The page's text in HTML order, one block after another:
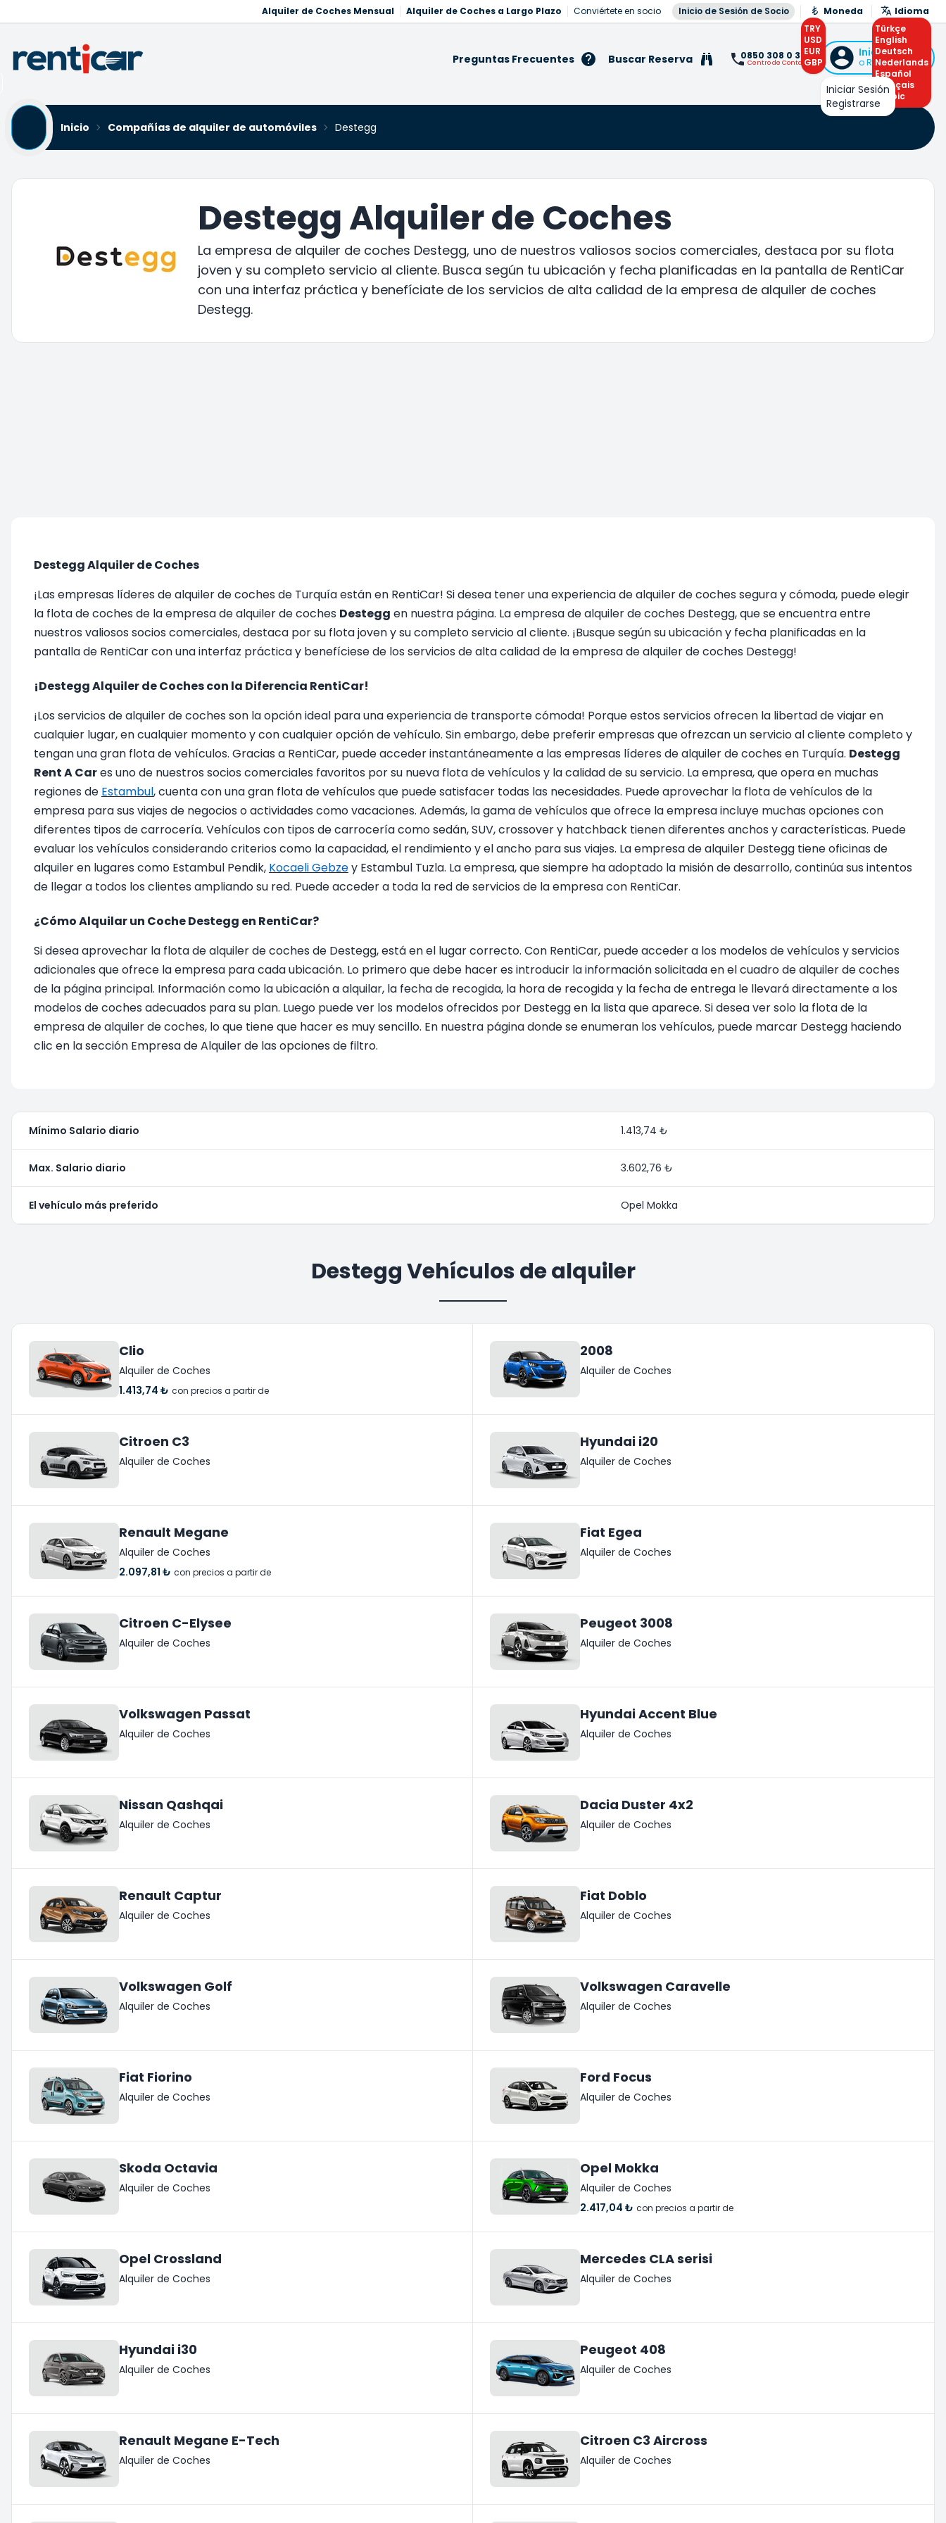
Alquiler de Coches Mensual Alquiler de Coches a Largo Plazo Conviértete en socio Inicio de Sesión de Socio
Moneda
TRY
USD
EUR
GBP
Idioma
Türkçe
English
Deutsch
Nederlands
Español
Français
Arabic
Preguntas Frecuentes Buscar Reserva 0850 308 0 308
Centro de Contacto
Iniciar Sesión
o Registrarse
Iniciar Sesión
Registrarse
Inicio
Compañías de alquiler de automóviles Destegg
Destegg Alquiler de Coches
La empresa de alquiler de coches Destegg, uno de nuestros valiosos socios comerciales, destaca por su flota
joven y su completo servicio al cliente. Busca según tu ubicación y fecha planificadas en la pantalla de RentiCar
con una interfaz práctica y benefíciate de los servicios de alta calidad de la empresa de alquiler de coches
Destegg.
Destegg Alquiler de Coches
¡Las empresas líderes de alquiler de coches de Turquía están en RentiCar! Si desea tener una experiencia de alquiler de coches segura y cómoda, puede elegir
la flota de coches de la empresa de alquiler de coches Destegg en nuestra página. La empresa de alquiler de coches Destegg, que se encuentra entre
nuestros valiosos socios comerciales, destaca por su flota joven y su completo servicio al cliente. ¡Busque según su ubicación y fecha planificadas en la
pantalla de RentiCar con una interfaz práctica y benefíciese de los servicios de alta calidad de la empresa de alquiler de coches Destegg!
¡Destegg Alquiler de Coches con la Diferencia RentiCar!
¡Los servicios de alquiler de coches son la opción ideal para una experiencia de transporte cómoda! Porque estos servicios ofrecen la libertad de viajar en
cualquier lugar, en cualquier momento y con cualquier opción de vehículo. Sin embargo, debe preferir empresas que ofrezcan un servicio al cliente completo y
tengan una gran flota de vehículos. Gracias a RentiCar, puede acceder instantáneamente a las empresas líderes de alquiler de coches en Turquía. Destegg
Rent A Cares uno de nuestros socios comerciales favoritos por su nueva flota de vehículos y la calidad de su servicio. La empresa, que opera en muchas
regiones de Estambul, cuenta con una gran flota de vehículos que puede satisfacer todas las necesidades. Puede aprovechar la flota de vehículos de la
empresa para sus viajes de negocios o actividades como vacaciones. Además, la gama de vehículos que ofrece la empresa incluye muchas opciones con
diferentes tipos de carrocería. Vehículos con tipos de carrocería como sedán, SUV, crossover y hatchback tienen diferentes anchos y características. Puede
evaluar los vehículos considerando criterios como la capacidad, el rendimiento y el ancho para sus viajes. La empresa de alquiler Destegg tiene oficinas de
alquiler en lugares como Estambul Pendik, Kocaeli Gebzey Estambul Tuzla. La empresa, que siempre ha adoptado la misión de desarrollo, continúa sus intentos
de llegar a todos los clientes ampliando su red. Puede acceder a toda la red de servicios de la empresa con RentiCar.
¿Cómo Alquilar un Coche Destegg en RentiCar?
Si desea aprovechar la flota de alquiler de coches de Destegg, está en el lugar correcto. Con RentiCar, puede acceder a los modelos de vehículos y servicios
adicionales que ofrece la empresa para cada ubicación. Lo primero que debe hacer es introducir la información solicitada en el cuadro de alquiler de coches
de la página principal. Información como la ubicación a alquilar, la fecha de recogida, la hora de recogida y la fecha de entrega le llevará directamente a los
modelos de coches adecuados para su plan. Luego puede ver los modelos ofrecidos por Destegg en la lista que aparece. Si desea ver solo la flota de la
empresa de alquiler de coches, lo que tiene que hacer es muy sencillo. En nuestra página donde se enumeran los vehículos, puede marcar Destegg haciendo
clic en la sección Empresa de Alquiler de las opciones de filtro.
Mínimo Salario diario 1.413,74 ₺
Max. Salario diario 3.602,76 ₺
El vehículo más preferido Opel Mokka
Destegg Vehículos de alquiler
Clio
Alquiler de Coches
1.413,74 ₺ con precios a partir de
2008
Alquiler de Coches
Citroen C3
Alquiler de Coches
Hyundai i20
Alquiler de Coches
Renault Megane
Alquiler de Coches
2.097,81 ₺ con precios a partir de
Fiat Egea
Alquiler de Coches
Citroen C-Elysee
Alquiler de Coches
Peugeot 3008
Alquiler de Coches
Volkswagen Passat
Alquiler de Coches
Hyundai Accent Blue
Alquiler de Coches
Nissan Qashqai
Alquiler de Coches
Dacia Duster 4x2
Alquiler de Coches
Renault Captur
Alquiler de Coches
Fiat Doblo
Alquiler de Coches
Volkswagen Golf
Alquiler de Coches
Volkswagen Caravelle
Alquiler de Coches
Fiat Fiorino
Alquiler de Coches
Ford Focus
Alquiler de Coches
Skoda Octavia
Alquiler de Coches
Opel Mokka
Alquiler de Coches
2.417,04 ₺ con precios a partir de
Opel Crossland
Alquiler de Coches
Mercedes CLA serisi
Alquiler de Coches
Hyundai i30
Alquiler de Coches
Peugeot 408
Alquiler de Coches
Renault Megane E-Tech
Alquiler de Coches
Citroen C3 Aircross
Alquiler de Coches